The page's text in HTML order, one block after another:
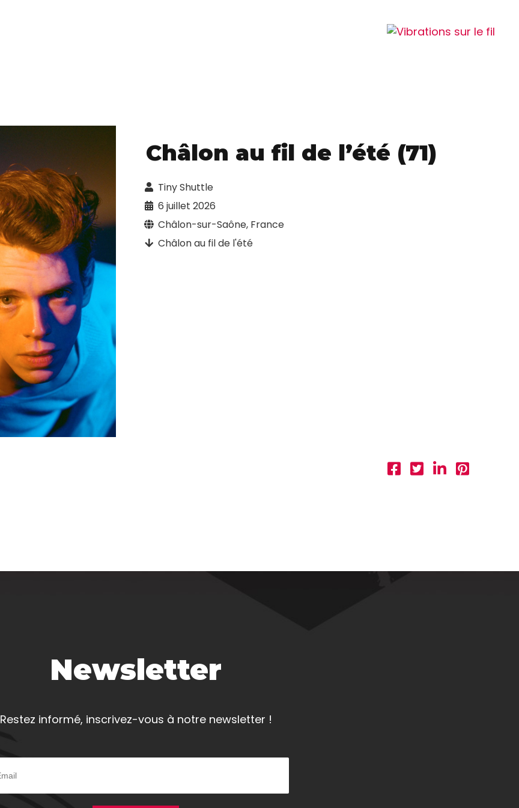
Châlon au fil de l’été (71)
Tiny Shuttle
6 juillet 2026
Châlon-sur-Saône, France
Châlon au fil de l'été
Newsletter
Restez informé, inscrivez-vous à notre newsletter !